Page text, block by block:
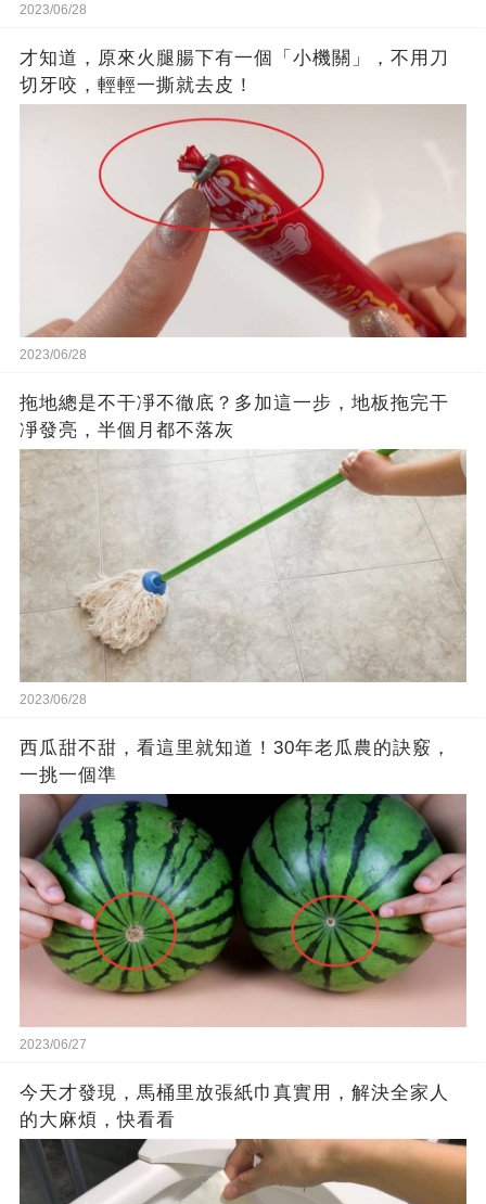
2023/06/28
才知道，原來火腿腸下有一個「小機關」，不用刀
切牙咬，輕輕一撕就去皮！
2023/06/28
拖地總是不干凈不徹底？多加這一步，地板拖完干
凈發亮，半個月都不落灰
2023/06/28
西瓜甜不甜，看這里就知道！30年老瓜農的訣竅，
一挑一個準
2023/06/27
今天才發現，馬桶里放張紙巾真實用，解決全家人
的大麻煩，快看看